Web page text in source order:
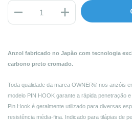
Anzol fabricado no Japão com tecnologia
carbono preto cromado.
Toda qualidade da marca OWNER® nos anzóis
modelo PIN HOOK garante a rápida penetração
Pin Hook é geralmente utilizado para diversas
resistência média-fina. Indicado para tilápias de